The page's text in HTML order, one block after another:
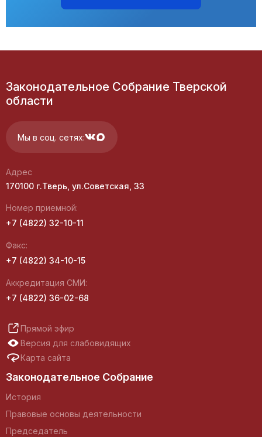
Законодательное Собрание Тверской
области
Мы в соц. сетях:
Адрес
170100 г.Тверь, ул.Советская, 33
Номер приемной:
+7 (4822) 32-10-11
Факс:
+7 (4822) 34-10-15
Аккредитация СМИ:
+7 (4822) 36-02-68
Прямой эфир
Версия для слабовидящих
Карта сайта
Законодательное Собрание
История
Правовые основы деятельности
Председатель